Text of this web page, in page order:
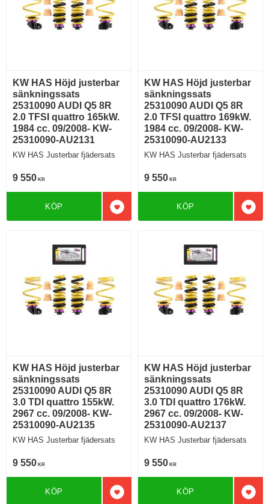
KW HAS Höjd justerbar
sänkningssats
25310090 AUDI Q5 8R
2.0 TFSI quattro 165kW.
1984 cc. 09/2008- KW-
25310090-AU2131
KW HAS Justerbar fjädersats
9 550 KR
Lägg till i favoriter
KÖP
KW HAS Höjd justerbar
sänkningssats
25310090 AUDI Q5 8R
2.0 TFSI quattro 169kW.
1984 cc. 09/2008- KW-
25310090-AU2133
KW HAS Justerbar fjädersats
9 550 KR
KÖP
KW HAS Höjd justerbar
sänkningssats
25310090 AUDI Q5 8R
3.0 TDI quattro 155kW.
2967 cc. 09/2008- KW-
25310090-AU2135
KW HAS Justerbar fjädersats
9 550 KR
Lägg till i favoriter
KÖP
KW HAS Höjd justerbar
sänkningssats
25310090 AUDI Q5 8R
3.0 TDI quattro 176kW.
2967 cc. 09/2008- KW-
25310090-AU2137
KW HAS Justerbar fjädersats
9 550 KR
KÖP